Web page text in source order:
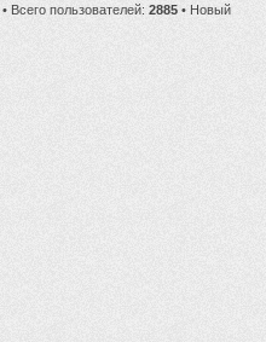
• Всего пользователей: 2885 • Новый